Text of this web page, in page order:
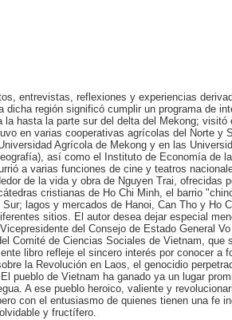
entrevistas, reflexiones y experiencias
dicha región significó cumplir un programa de
la hasta la parte sur del delta del Mekong; visitó
en varias cooperativas agrícolas del Norte y
Agrícola de Mekong y en las
así como el Instituto de Economía de
a varias funciones de cine y teatros
de la vida y obra de Nguyen Trai, ofrecidas
cristianas de Ho Chi Minh, el barrio
lagos y mercados de Hanoi, Can Tho y Ho
sitios. El autor desea dejar especial
del Consejo de Estado General
Comité de Ciencias Sociales de Vietnam, que
libro refleje el sincero interés por conocer a
la Revolución en Laos, el genocidio
pueblo de Vietnam ha ganado ya un lugar
A ese pueblo heroico, valiente y
con el entusiasmo de quienes tienen una fe
y fructífero.